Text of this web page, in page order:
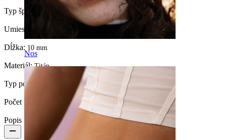
Nos
Typ šperku:
Umiestnenie:
Dĺžka: 10 mm
Materiál:Titán
Typ povrchu: PVD coating
Počet kusov:
Popis